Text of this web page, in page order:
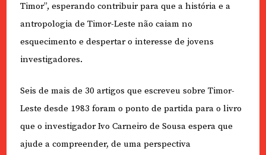
Timor”, esperando contribuir para que a história e a
antropologia de Timor-Leste não caiam no
esquecimento e despertar o interesse de jovens
investigadores.
Seis de mais de 30 artigos que escreveu sobre Timor-
Leste desde 1983 foram o ponto de partida para o livro
que o investigador Ivo Carneiro de Sousa espera que
ajude a compreender, de uma perspectiva